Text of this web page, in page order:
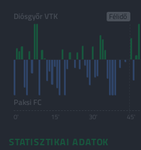
Diósgyőr VTK
Paksi FC
0' 15' 30' 45'
STATISZTIKAI ADATOK